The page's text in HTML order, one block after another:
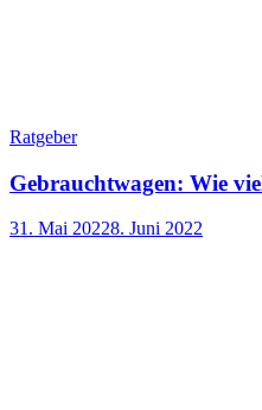
Ratgeber
Gebrauchtwagen: Wie
31. Mai 20228. Juni 2022